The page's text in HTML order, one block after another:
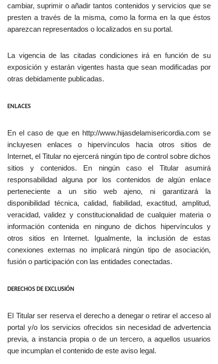
cambiar, suprimir o añadir tantos contenidos y servicios que se
presten a través de la misma, como la forma en la que éstos
aparezcan representados o localizados en su portal.
La vigencia de las citadas condiciones irá en función de su
exposición y estarán vigentes hasta que sean modificadas por
otras debidamente publicadas.
ENLACES
En el caso de que en http://www.hijasdelamisericordia.com se
incluyesen enlaces o hipervínculos hacia otros sitios de
Internet, el Titular no ejercerá ningún tipo de control sobre dichos
sitios y contenidos. En ningún caso el Titular asumirá
responsabilidad alguna por los contenidos de algún enlace
perteneciente a un sitio web ajeno, ni garantizará la
disponibilidad técnica, calidad, fiabilidad, exactitud, amplitud,
veracidad, validez y constitucionalidad de cualquier materia o
información contenida en ninguno de dichos hipervínculos y
otros sitios en Internet. Igualmente, la inclusión de estas
conexiones externas no implicará ningún tipo de asociación,
fusión o participación con las entidades conectadas.
DERECHOS DE EXCLUSIÓN
El Titular ser reserva el derecho a denegar o retirar el acceso al
portal y/o los servicios ofrecidos sin necesidad de advertencia
previa, a instancia propia o de un tercero, a aquellos usuarios
que incumplan el contenido de este aviso legal.